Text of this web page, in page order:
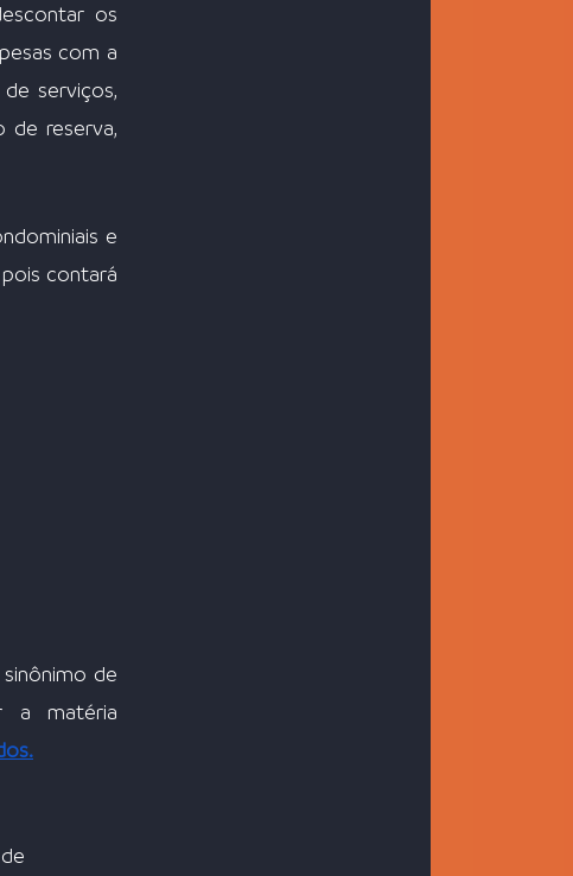
os
com a
serviços,
de reserva,
e
contará
de